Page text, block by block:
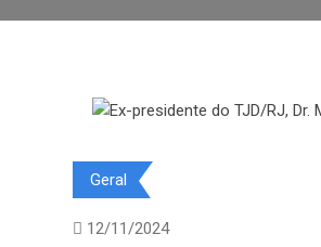
Geral
12/11/2024